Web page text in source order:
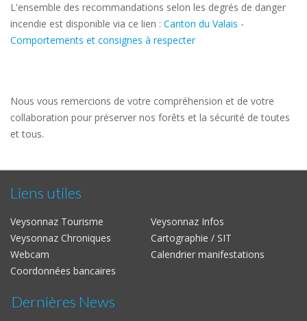
L'ensemble des recommandations selon les degrés de danger
incendie est disponible via ce lien : Canton du Valais -
Comportements et consignes à respecter
Nous vous remercions de votre compréhension et de votre
collaboration pour préserver nos forêts et la sécurité de toutes
et tous.
Liens utiles
Veysonnaz Tourisme
Veysonnaz Infos
Veysonnaz Chroniques
Cartographie / SIT
Webcam
Calendrier manifestations
Coordonnées bancaires
Dernières News